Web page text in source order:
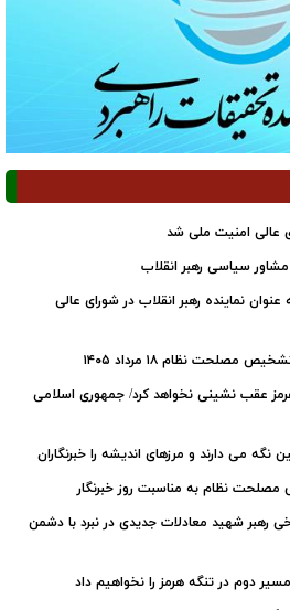
عالی امنیت ملی شد
مشاور سیاسی رهبر انقلاب
نماینده رهبر انقلاب در شورای عالی
نظام ۱۸ مرداد ۱۴۰۵
عقب نشینی نخواهد کرد/ جمهوری اسلامی
نگه می دارند و مرزهای اندیشه را خبرنگاران
نظام به مناسبت روز خبرنگار
رهبر شهید معادلات جدیدی در نبرد با دشمن
دوم در تنگه هرمز را نخواهیم داد